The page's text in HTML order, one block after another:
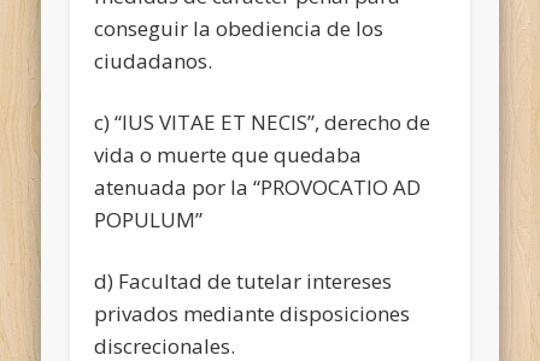
conseguir la obediencia de los
ciudadanos.
c) “IUS VITAE ET NECIS”, derecho de
vida o muerte que quedaba
atenuada por la “PROVOCATIO AD
POPULUM”
d) Facultad de tutelar intereses
privados mediante disposiciones
discrecionales.